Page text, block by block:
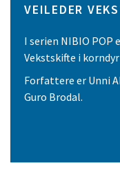
VEILEDER
I serien NIBIO
Vekstskifte i
Forfattere er Unni
Guro Brodal.